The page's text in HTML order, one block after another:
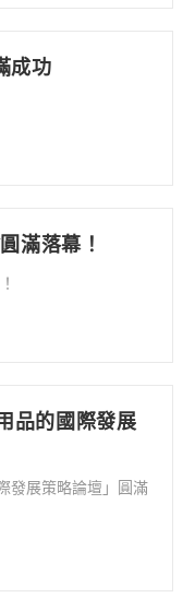
成功
滿落幕！
品的國際發展
發展策略論壇」圓滿